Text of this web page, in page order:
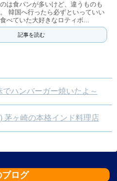
は食パンが多いけど、違うものも
韓国へ行ったら必ずといっていい
べていた大好きなロティボ...
記事を読む
でハンバーガー焼いたよ～
茅ヶ崎の本格インド料理店
ブログ